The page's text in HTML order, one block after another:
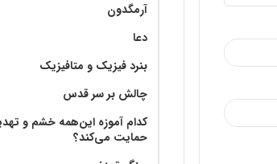
آرمگدون
دعا
بنرد فیزیک و متافیزیک
چالش بر سر قدس
کدام آموزه این‌همه خشم و
حمایت می‌کند؟